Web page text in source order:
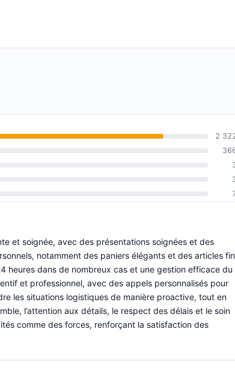
2
et soignée, avec des présentations soignées et des
notamment des paniers élégants et des articles
heures dans de nombreux cas et une gestion efficace du
et professionnel, avec des appels personnalisés pour
les situations logistiques de manière proactive, tout en
l’attention aux détails, le respect des délais et le soin
comme des forces, renforçant la satisfaction des